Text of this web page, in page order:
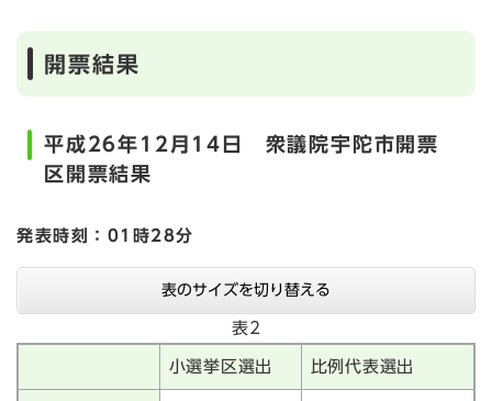
開票結果
平成26年12月14日 衆議院宇陀市開票
区開票結果
発表時刻：01時28分
表のサイズを切り替える
表2
小選挙区選出 比例代表選出